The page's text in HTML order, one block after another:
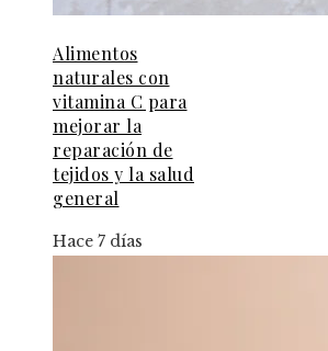
Alimentos
naturales con
vitamina C para
mejorar la
reparación de
tejidos y la salud
general
Hace 7 días